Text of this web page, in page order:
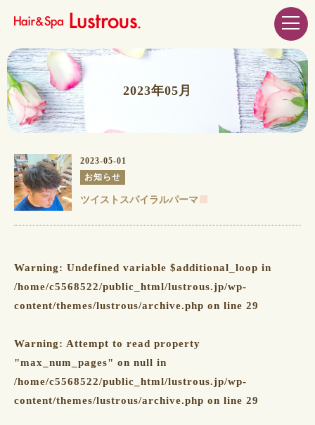
2023年05月
2023-05-01
お知らせ
ツイストスパイラルパーマ
Warning: Undefined variable $additional_loop in
/home/c5568522/public_html/lustrous.jp/wp-
content/themes/lustrous/archive.php on line 29
Warning: Attempt to read property
"max_num_pages" on null in
/home/c5568522/public_html/lustrous.jp/wp-
content/themes/lustrous/archive.php on line 29